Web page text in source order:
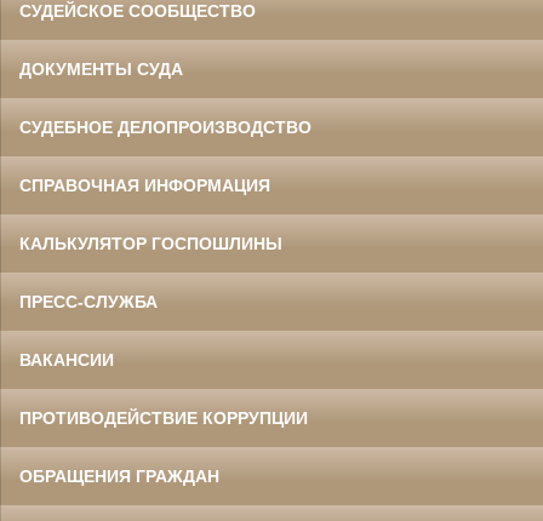
СУДЕЙСКОЕ СООБЩЕСТВО
ДОКУМЕНТЫ СУДА
СУДЕБНОЕ ДЕЛОПРОИЗВОДСТВО
СПРАВОЧНАЯ ИНФОРМАЦИЯ
КАЛЬКУЛЯТОР ГОСПОШЛИНЫ
ПРЕСС-СЛУЖБА
ВАКАНСИИ
ПРОТИВОДЕЙСТВИЕ КОРРУПЦИИ
ОБРАЩЕНИЯ ГРАЖДАН